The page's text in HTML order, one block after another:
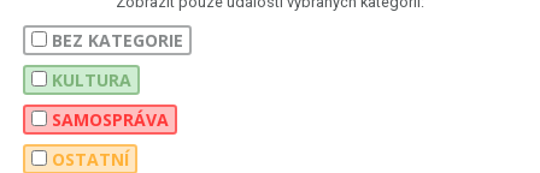
BEZ KATEGORIE
KULTURA
SAMOSPRÁVA
OSTATNÍ